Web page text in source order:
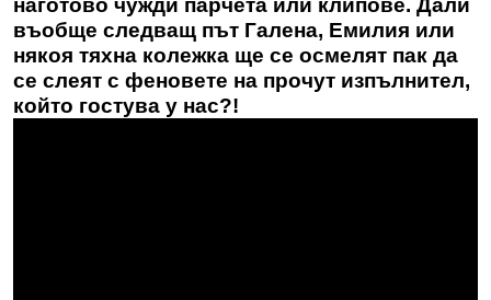
наготово чужди парчета или клипове. Дали
въобще следващ път Галена, Емилия или
някоя тяхна колежка ще се осмелят пак да
се слеят с феновете на прочут изпълнител,
който гостува у нас?!